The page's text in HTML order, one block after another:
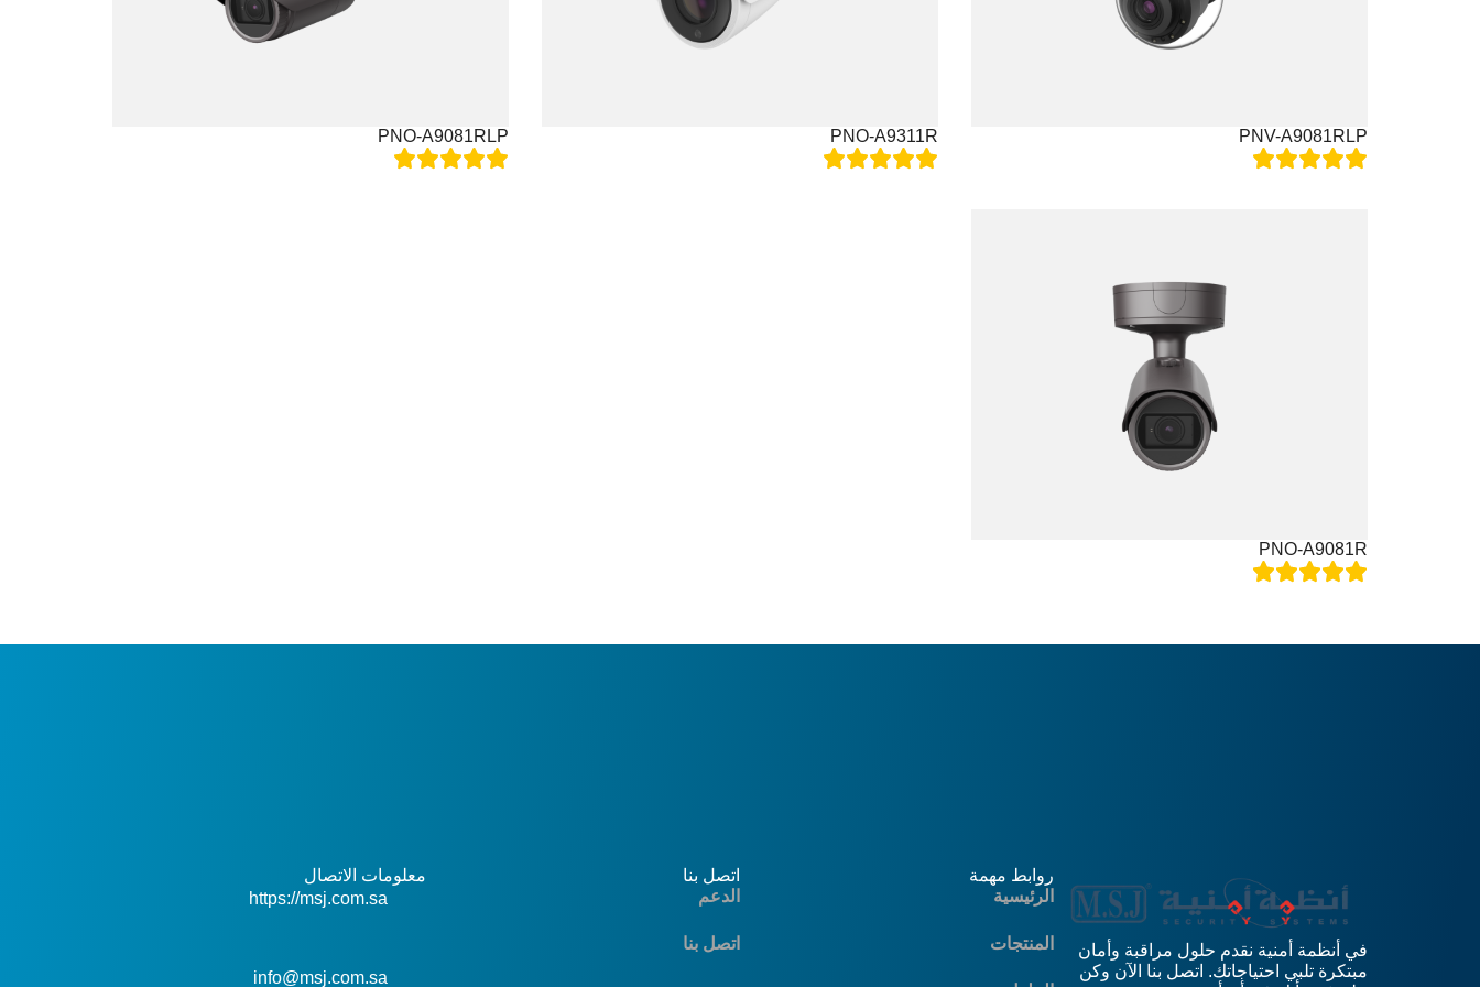
PNV-A9081RLP
PNO-A9311R
PNO-A9081RLP
PNO-A9081R
في أنظمة أمنية نقدم حلول مراقبة وأمان
مبتكرة تلبي احتياجاتك. اتصل بنا الآن وكن
روابط مهمة
الرئيسية
المنتجات
اتصل بنا
الدعم
اتصل بنا
معلومات الاتصال
https://msj.com.sa
info@msj.com.sa